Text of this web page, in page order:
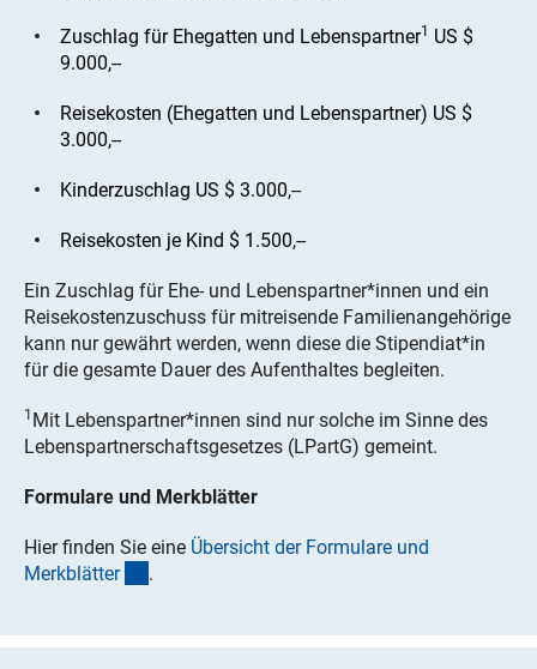
Zuschlag für Ehegatten und Lebenspartner1
US $
9.000,--
Reisekosten (Ehegatten und Lebenspartner) US $
3.000,--
Kinderzuschlag US $ 3.000,--
Reisekosten je Kind $ 1.500,--
Ein Zuschlag für Ehe- und Lebenspartner*innen und ein
Reisekostenzuschuss für mitreisende Familienangehörige
kann nur gewährt werden, wenn diese die Stipendiat*in
für die gesamte Dauer des Aufenthaltes begleiten.
1 Mit Lebenspartner*innen sind nur solche im Sinne des
Lebenspartnerschaftsgesetzes (LPartG) gemeint.
Formulare und Merkblätter
Hier finden Sie eine Übersicht der Formulare und
Merkblätter (interner Link)
.